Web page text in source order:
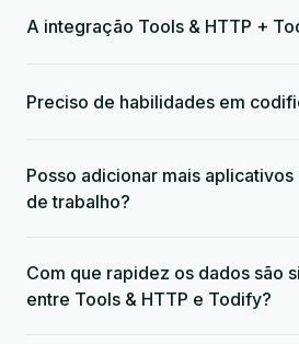
A integração Tools & HTTP +
Preciso de habilidades em
Posso adicionar mais
de trabalho?
Com que rapidez os dados são
entre Tools & HTTP e Todify?